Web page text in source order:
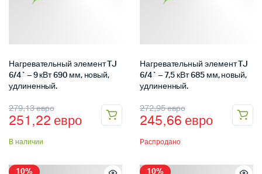
Нагревательный элемент TJ
6/4` – 9 кВт 690 мм, новый,
удлиненный.
279,13евро
251,22 евро
В наличии
Нагревательный элемент TJ
6/4` – 7,5 кВт 685 мм, новый,
удлиненный.
272,95евро
245,66 евро
Распродано
10% 10%